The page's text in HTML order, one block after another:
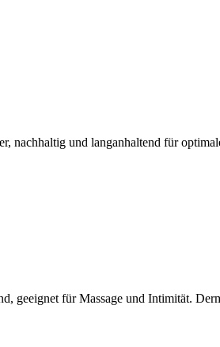
nachhaltig und langanhaltend für
geeignet für Massage und Intimität.